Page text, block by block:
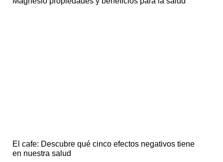
El cafe: Descubre qué cinco efectos negativos tiene
en nuestra salud